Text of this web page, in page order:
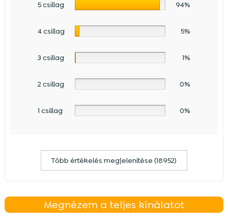
5 csillag 94%
4 csillag 5%
3 csillag 1%
2 csillag 0%
1 csillag 0%
Több értékelés megjelenítése (18952)
Megnézem a teljes kínálatot